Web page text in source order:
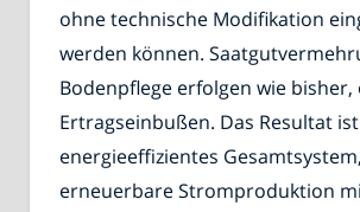
ohne technische Modifikation
werden können.
Bodenpflege erfolgen wie bisher,
Ertragseinbußen. Das Resultat
energieeffizientes
erneuerbare Stromproduktion